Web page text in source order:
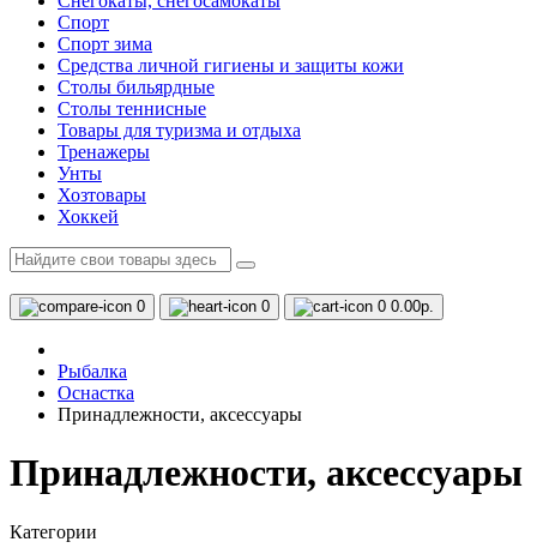
Спорт
Спорт зима
Средства личной гигиены и защиты кожи
Столы бильярдные
Столы теннисные
Товары для туризма и отдыха
Тренажеры
Унты
Хозтовары
Хоккей
0 0 0 0.00р.
Рыбалка
Оснастка
Принадлежности, аксессуары
Принадлежности, аксессуары
Категории